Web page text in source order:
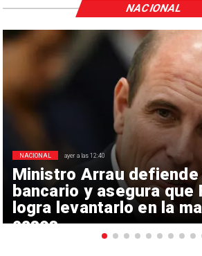
Ministro Arrau
bancario y asegura que
logra levantarlo en la
casos
NACIONAL ayer a las 12:40
NACIONAL